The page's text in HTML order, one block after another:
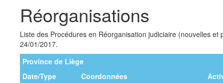
Réorganisations
Liste des Procédures en Réorganisation judiciaire (nouvelles et
24/01/2017.
Province de Liège
Date/Type
Coordonnées